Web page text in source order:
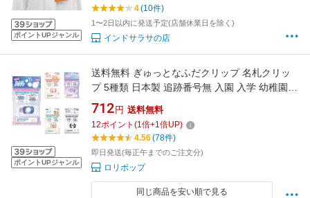
ポイントUPジャンル
ー 吊り下げクリップ 名札 吊下げ ストラ
ップ名刺
4(10件)
1〜2日以内に発送予定(店舗休業日を除く)
インドサラサの店
ポイントUPジャンル
送料無料 ぎゅっとなふだクリップ 名札クリッ
プ 5種類 日本製 追跡番号無 入園 入学 幼稚園
保育園 小学校
712 円 送料無料
12ポイント (1倍+1倍UP)
4.56(78件)
即日発送(毎正午までのご注文分)
ロリポップ
同じ商品を安い順で見る